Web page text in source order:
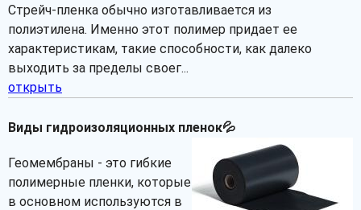
Стрейч-пленка обычно изготавливается из
полиэтилена. Именно этот полимер придает ее
характеристикам, такие способности, как далеко
выходить за пределы своег...
открыть
Виды гидроизоляционных пленок💦
Геомембраны - это гибкие
полимерные пленки, которые
в основном используются в